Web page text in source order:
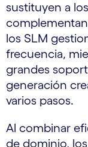
sustituyen a
los SLM
frecuencia,
grandes
generación
varios pasos.
Al combinar
de dominio,